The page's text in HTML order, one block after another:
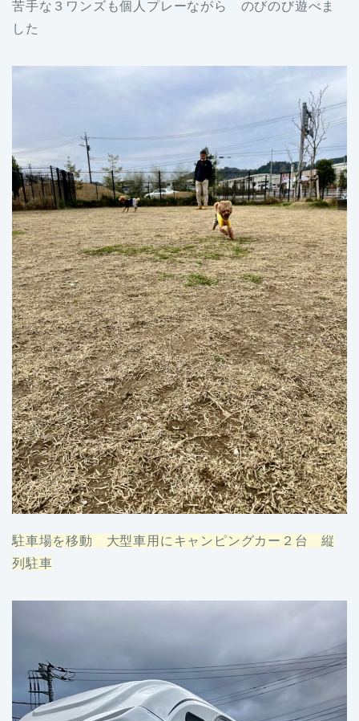
苦手な３ワンズも個人プレーながら のびのび遊べま
した
駐車場を移動 大型車用にキャンピングカー２台 縦
列駐車